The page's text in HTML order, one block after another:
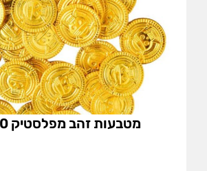
מטבעות זהב מפלסטיק 100 יח'